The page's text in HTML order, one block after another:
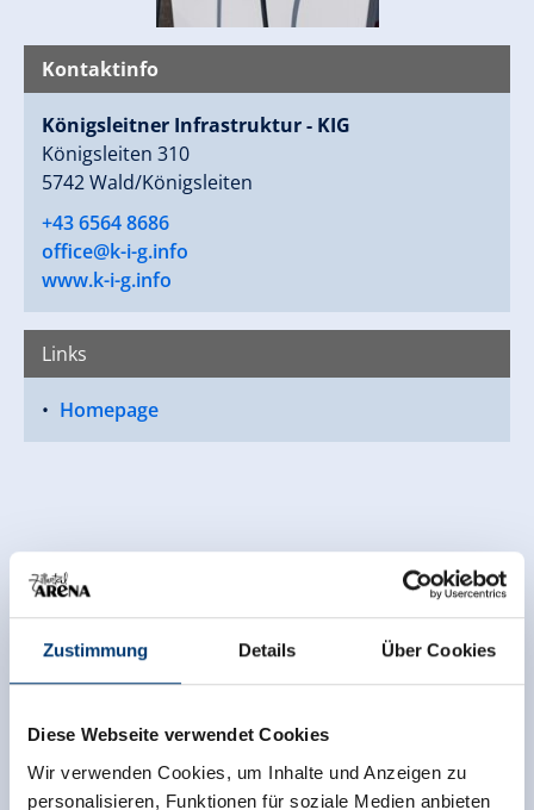
Zustimmung Details Über Cookies
Diese Webseite verwendet Cookies
Wir verwenden Cookies, um Inhalte und Anzeigen zu
personalisieren, Funktionen für soziale Medien anbieten
Kontaktinfo
Königsleitner Infrastruktur - KIG
Königsleiten 310
5742 Wald/Königsleiten
+43 6564 8686
office@k-i-g.info
www.k-i-g.info
Links
Homepage